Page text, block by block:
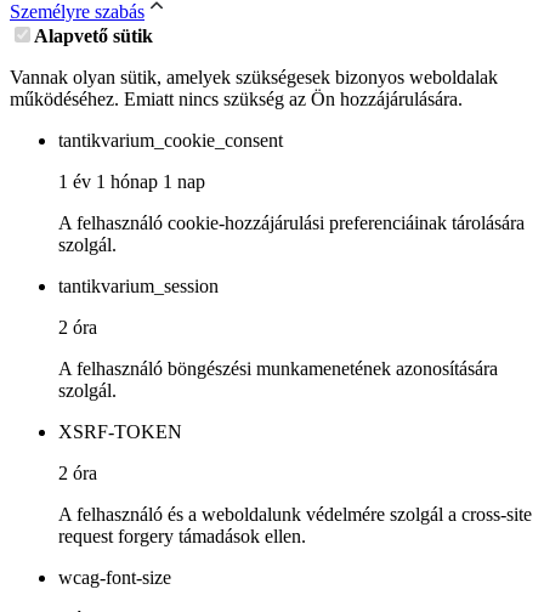
Személyre szabás
Alapvető sütik
Vannak olyan sütik, amelyek szükségesek bizonyos weboldalak
működéséhez. Emiatt nincs szükség az Ön hozzájárulására.
tantikvarium_cookie_consent
1 év 1 hónap 1 nap
A felhasználó cookie-hozzájárulási preferenciáinak tárolására
szolgál.
tantikvarium_session
2 óra
A felhasználó böngészési munkamenetének azonosítására
szolgál.
XSRF-TOKEN
2 óra
A felhasználó és a weboldalunk védelmére szolgál a cross-site
request forgery támadások ellen.
wcag-font-size